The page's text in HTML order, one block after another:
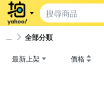
全部分類
最新上架 價格